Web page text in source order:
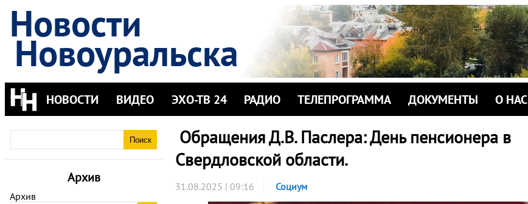
Новости
Новоуральска
НОВОСТИ ВИДЕО ЭХО-ТВ 24 РАДИО ТЕЛЕПРОГРАММА ДОКУМЕНТЫ О НАС
Архив
Архив
Обращения Д.В. Паслера: День пенсионера в
Свердловской области.
31.08.2025 | 09:16 Социум